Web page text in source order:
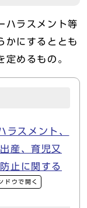
ハラスメント等
かにするととも
定めるもの。
ラスメント、
産、育児又
止に関する
ドウで開く